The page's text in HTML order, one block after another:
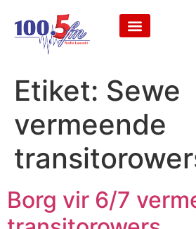
Etiket: Sewe
vermeende
Borg vir 6/7